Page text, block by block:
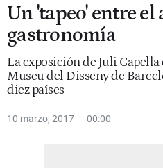
Un 'tapeo' entre el
gastronomía
La exposición de Juli
Museu del Disseny de
diez países
10 marzo, 2017 00:00